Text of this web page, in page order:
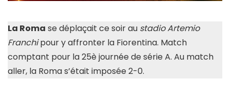
La Roma se déplaçait ce soir au stadio Artemio
Franchipour y affronter la Fiorentina. Match
comptant pour la 25è journée de série A. Au match
aller, la Roma s’était imposée 2-0.